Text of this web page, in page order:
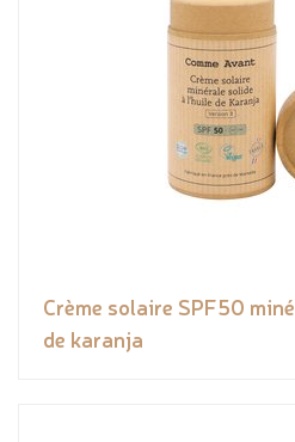
Crème solaire SPF50
de karanja